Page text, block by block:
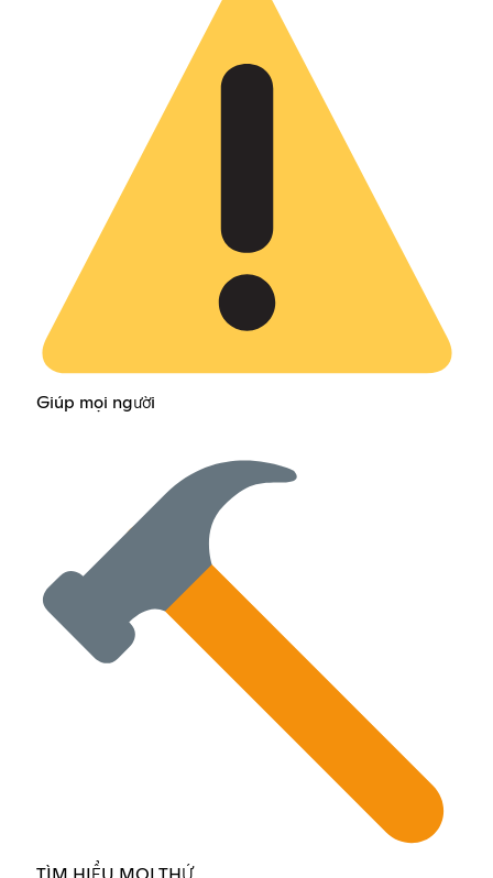
Giúp mọi người